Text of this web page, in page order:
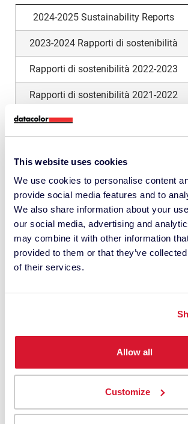
This website uses cookies
We use cookies to personalise content
provide social media features and to
We also share information about your
our social media, advertising and
may combine it with other information
provided to them or that they’ve
of their services.
Allow all
Customize
2024-2025 Sustainability Reports
2023-2024 Rapporti di sostenibilità
Rapporti di sostenibilità 2022-2023
Rapporti di sostenibilità 2021-2022
Mettiti sulla giusta lunghezza
gestione del colore con
mensili condivisi da oltre 10.000
colore in tutto il
Chi siamo